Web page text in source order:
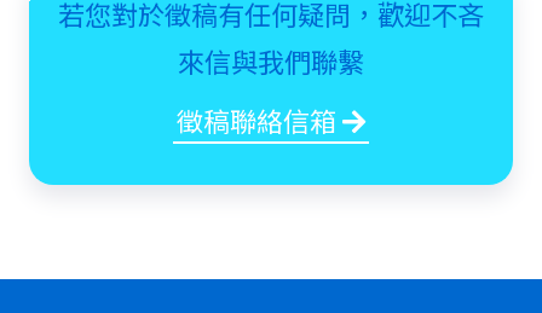
若您對於徵稿有任何疑問，歡迎不吝
來信與我們聯繫
徵稿聯絡信箱